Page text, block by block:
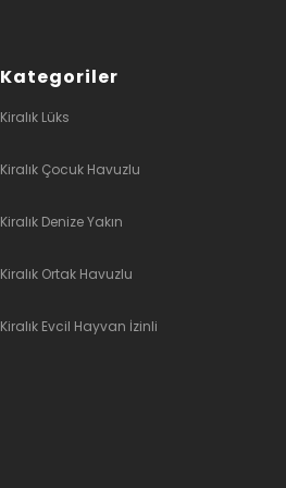
Kategoriler
Kiralık Lüks
Kiralık Çocuk Havuzlu
Kiralık Denize Yakın
Kiralık Ortak Havuzlu
Kiralık Evcil Hayvan İzinli